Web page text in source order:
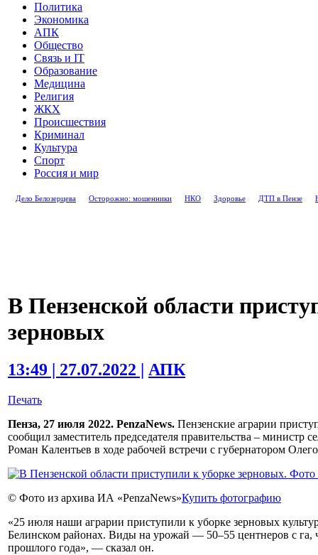
Политика
Экономика
АПК
Общество
Связь и IT
Образование
Медицина
Религия
ЖКХ
Происшествия
Криминал
Культура
Спорт
Россия и мир
Дело Белозерцева Осторожно: мошенники НКО Здоровье ДТП в Пензе
В Пензенской области
зерновых
13:49 | 27.07.2022 | АПК
Печать
Пенза, 27 июля 2022. PenzaNews. Пензенские аграрии
сообщил заместитель председателя правительства – министр
Роман Калентьев в ходе рабочей встречи с губернатором
© Фото из архива ИА «PenzaNews»Купить фотографию
«25 июля наши аграрии приступили к уборке зерновых
Белинском районах. Виды на урожай — 50–55 центнеров с га,
прошлого года», — сказал он.